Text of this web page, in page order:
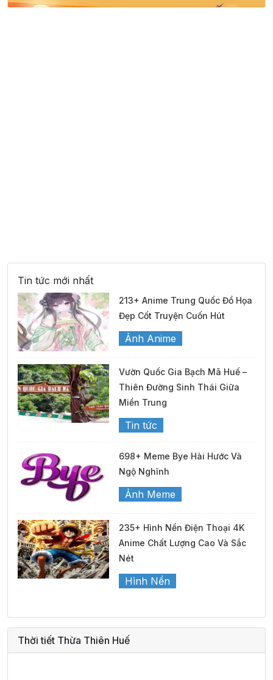
Tin tức mới nhất
213+ Anime Trung Quốc Đồ Họa
Đẹp Cốt Truyện Cuốn Hút
Ảnh Anime
Vườn Quốc Gia Bạch Mã Huế –
Thiên Đường Sinh Thái Giữa
Miền Trung
Tin tức
698+ Meme Bye Hài Hước Và
Ngộ Nghĩnh
Ảnh Meme
235+ Hình Nền Điện Thoại 4K
Anime Chất Lượng Cao Và Sắc
Nét
Hình Nền
Thời tiết Thừa Thiên Huế